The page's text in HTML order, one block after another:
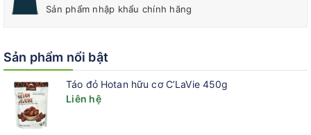
Sản phẩm nhập khẩu chính hãng
Sản phẩm nổi bật
Táo đỏ Hotan hữu cơ C’LaVie 450g
Liên hệ